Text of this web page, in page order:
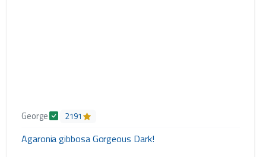
George 2191
Agaronia gibbosa Gorgeous Dark!